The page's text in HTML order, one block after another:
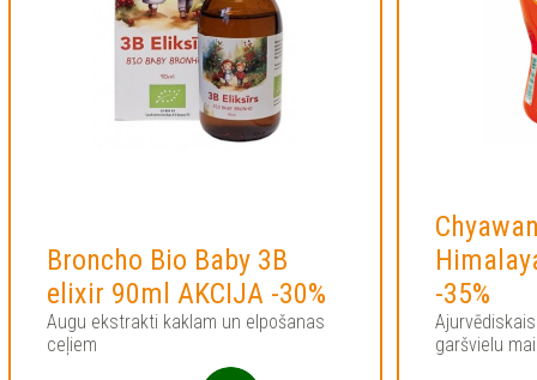
Broncho Bio Baby 3B
elixir 90ml AKCIJA -30%
Augu ekstrakti kaklam un elpošanas
ceļiem
-35%
garšvielu